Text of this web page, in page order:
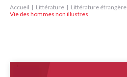
Accueil Littérature Littérature étrangère
Vie des hommes non illustres